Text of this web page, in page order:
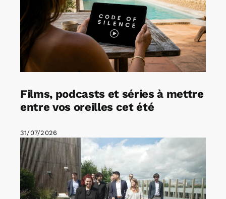
Films, podcasts et séries à mettre
entre vos oreilles cet été
31/07/2026